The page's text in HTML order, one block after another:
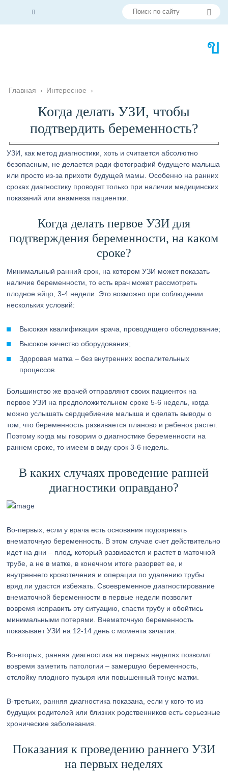
Главная › Интересное ›
Когда делать УЗИ, чтобы
подтвердить беременность?
УЗИ, как метод диагностики, хоть и считается абсолютно
безопасным, не делается ради фотографий будущего малыша
или просто из-за прихоти будущей мамы. Особенно на ранних
сроках диагностику проводят только при наличии медицинских
показаний или анамнеза пациентки.
Когда делать первое УЗИ для
подтверждения беременности, на каком
сроке?
Минимальный ранний срок, на котором УЗИ может показать
наличие беременности, то есть врач может рассмотреть
плодное яйцо, 3-4 недели. Это возможно при соблюдении
нескольких условий:
Высокая квалификация врача, проводящего обследование;
Высокое качество оборудования;
Здоровая матка – без внутренних воспалительных
процессов.
Большинство же врачей отправляют своих пациенток на
первое УЗИ на предположительном сроке 5-6 недель, когда
можно услышать сердцебиение малыша и сделать выводы о
том, что беременность развивается планово и ребенок растет.
Поэтому когда мы говорим о диагностике беременности на
раннем сроке, то имеем в виду срок 3-6 недель.
В каких случаях проведение ранней
диагностики оправдано?
Во-первых, если у врача есть основания подозревать
внематочную беременность. В этом случае счет действительно
идет на дни – плод, который развивается и растет в маточной
трубе, а не в матке, в конечном итоге разорвет ее, и
внутреннего кровотечения и операции по удалению трубы
вряд ли удастся избежать. Своевременное диагностирование
внематочной беременности в первые недели позволит
вовремя исправить эту ситуацию, спасти трубу и обойтись
минимальными потерями. Внематочную беременность
показывает УЗИ на 12-14 день с момента зачатия.
Во-вторых, ранняя диагностика на первых неделях позволит
вовремя заметить патологии – замершую беременность,
отслойку плодного пузыря или повышенный тонус матки.
В-третьих, ранняя диагностика показана, если у кого-то из
будущих родителей или близких родственников есть серьезные
хронические заболевания.
Показания к проведению раннего УЗИ
на первых неделях